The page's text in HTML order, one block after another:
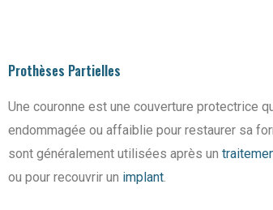
Prothèses Partielles
Une couronne est une couverture protectrice
endommagée ou affaiblie pour restaurer sa
sont généralement utilisées après un
ou pour recouvrir un implant.